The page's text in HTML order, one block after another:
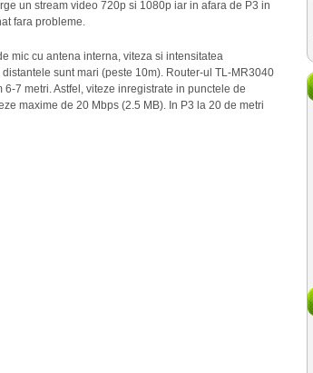
un stream video 720p si 1080p iar in afara de P3 in
fara probleme.
mic cu antena interna, viteza si intensitatea
sunt mari (peste 10m). Router-ul TL-MR3040
7 metri. Astfel, viteze inregistrate in punctele de
maxime de 20 Mbps (2.5 MB). In P3 la 20 de metri